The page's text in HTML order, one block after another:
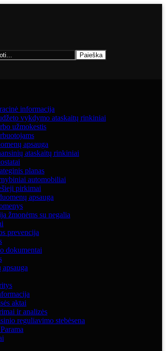
informacija
vykdymo ataskaitų rinkiniai
užmokestis
apsauga
ataskaitų rinkiniai
planas
automobiliai
pirkimai
apsauga
žmonėms su negalia
prevencija
dokumentai
apsauga
aktai
ir analizės
reguliavimo stebėsena